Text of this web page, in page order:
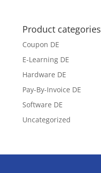
Product categories
Coupon DE
E-Learning DE
Hardware DE
Pay-By-Invoice DE
Software DE
Uncategorized